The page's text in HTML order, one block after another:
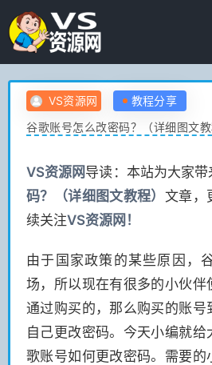
VS资源网
教程分享
谷歌账号怎么改密码？（详细图文教
VS资源网 导读：本站为大家带
码？（详细图文教程） 文章，
续关注VS资源网！
由于国家政策的某些原因，
场，所以现在有很多的小伙伴
通过购买的，那么购买的账号
自己更改密码。今天小编就给
歌账号如何更改密码。需要的